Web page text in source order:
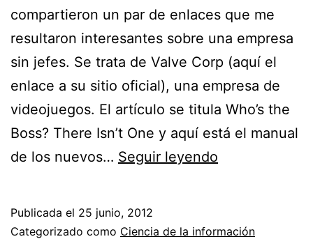
compartieron un par de enlaces que me
resultaron interesantes sobre una empresa
sin jefes. Se trata de Valve Corp (aquí el
enlace a su sitio oficial), una empresa de
videojuegos. El artículo se titula Who’s the
Boss? There Isn’t One y aquí está el manual
de los nuevos… Seguir leyendo
no
Publicada el 25 junio, 2012
Categorizado como Ciencia de la información